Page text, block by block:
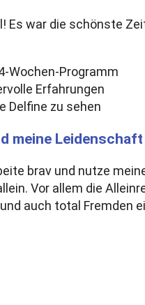
Es war die schönste
Erfahrungen
Delfine zu sehen
meine Leidenschaft
brav und nutze
Vor allem die
auch total Fremden